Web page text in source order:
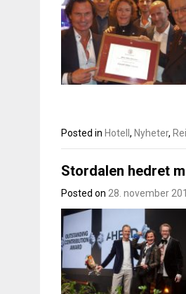
Posted in Hotell , Nyheter,
Stordalen hedret
Posted on 28. november